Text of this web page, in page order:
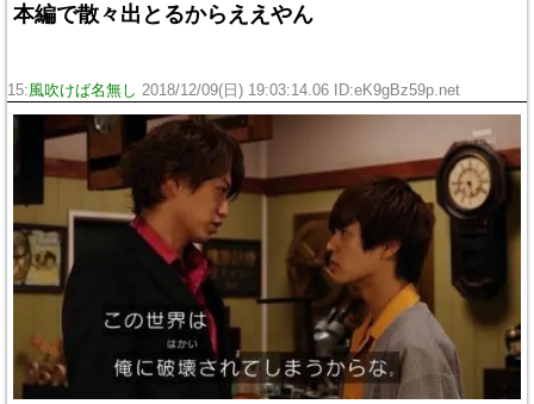
本編で散々出とるからええやん
15:風吹けば名無し 2018/12/09(日) 19:03:14.06 ID:eK9gBz59p.net